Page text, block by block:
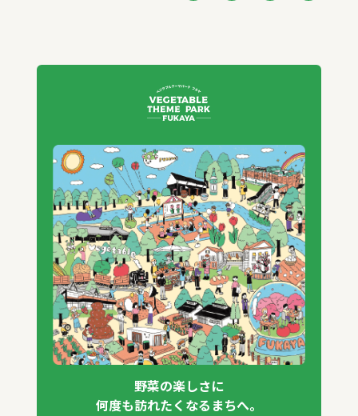
野菜の楽しさに
何度も訪れたくなるまちへ。